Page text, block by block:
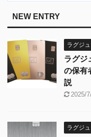
NEW ENTRY
ラグジ
ラグジ
の保有
説
2025/
ラグジ